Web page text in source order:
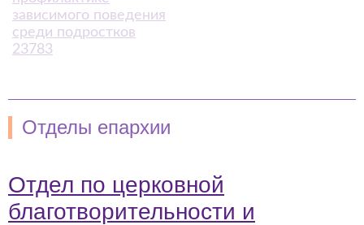
Отделы епархии
Отдел по церковной
благотворительности и